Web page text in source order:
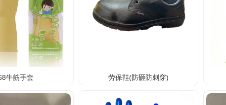
牛筋手套 劳保鞋(防砸防刺穿)